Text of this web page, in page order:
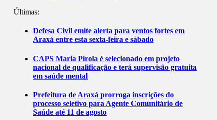
Últimas:
Defesa Civil emite alerta para ventos fortes em
Araxá entre esta sexta-feira e sábado
CAPS Maria Pirola é selecionado em projeto
nacional de qualificação e terá supervisão gratuita
em saúde mental
Prefeitura de Araxá prorroga inscrições do
processo seletivo para Agente Comunitário de
Saúde até 11 de agosto